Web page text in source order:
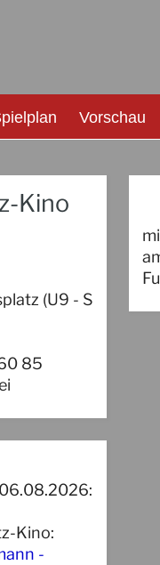
Vorschau
Kino
(U9 - S
85
Kino:
-